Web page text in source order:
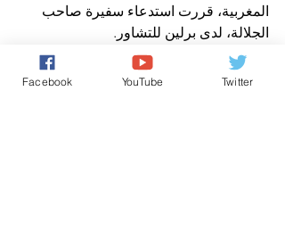
المغربية، قررت استدعاء سفيرة صاحب
الجلالة، لدى برلين للتشاور.
الأخبار باللغة العربية
اخباروطنية
Facebook YouTube Twitter